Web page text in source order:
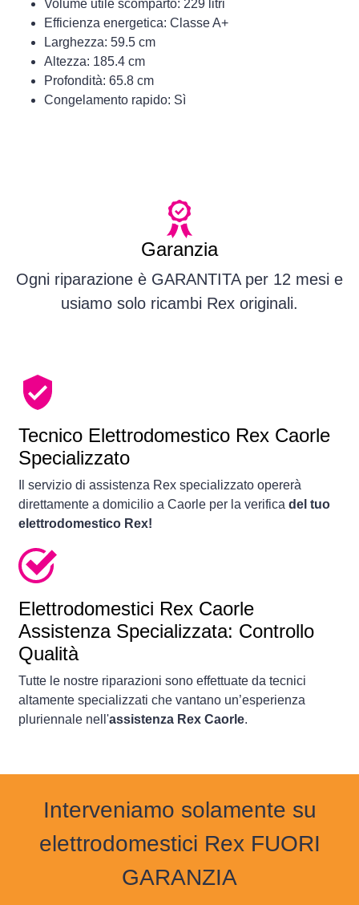
Volume utile scomparto: 229 litri
Efficienza energetica: Classe A+
Larghezza: 59.5 cm
Altezza: 185.4 cm
Profondità: 65.8 cm
Congelamento rapido: Sì
Garanzia
Ogni riparazione è GARANTITA per 12 mesi e
usiamo solo ricambi Rex originali.
Tecnico Elettrodomestico Rex Caorle
Specializzato
Il servizio di assistenza Rex specializzato opererà
direttamente a domicilio a Caorle per la verifica del tuo
elettrodomestico Rex!
Elettrodomestici Rex Caorle
Assistenza Specializzata: Controllo
Qualità
Tutte le nostre riparazioni sono effettuate da tecnici
altamente specializzati che vantano un’esperienza
pluriennale nell'assistenza Rex Caorle.
Interveniamo solamente su
elettrodomestici Rex FUORI
GARANZIA